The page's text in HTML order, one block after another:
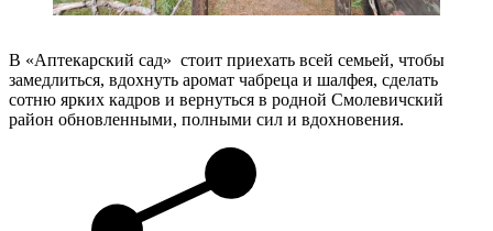
В «Аптекарский сад» стоит приехать всей семьей, чтобы
замедлиться, вдохнуть аромат чабреца и шалфея, сделать
сотню ярких кадров и вернуться в родной Смолевичский
район обновленными, полными сил и вдохновения.